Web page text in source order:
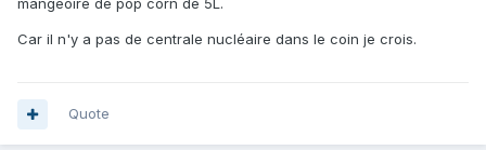
mangeoire de pop corn de 5L.
Car il n'y a pas de centrale nucléaire dans le coin je crois.
Quote